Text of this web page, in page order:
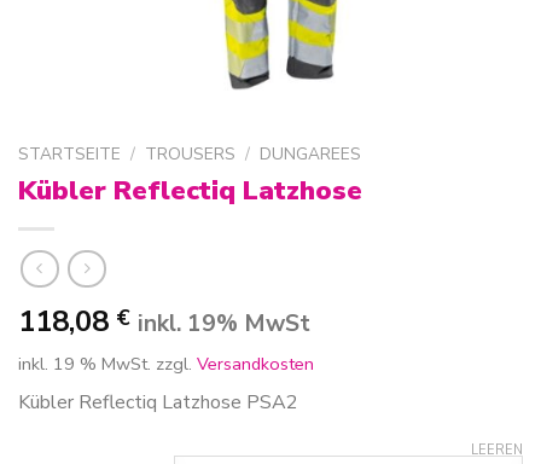
STARTSEITE / TROUSERS / DUNGAREES
Kübler Reflectiq Latzhose
118,08 € inkl. 19% MwSt
inkl. 19 % MwSt. zzgl. Versandkosten
Kübler Reflectiq Latzhose PSA2
LEEREN